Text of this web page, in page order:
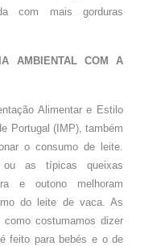
com mais gorduras
AMBIENTAL COM A
Alimentar e Estilo
Portugal (IMP), também
o consumo de leite.
ou as típicas queixas
e outono melhoram
do leite de vaca. As
costumamos dizer
feito para bebés e o de